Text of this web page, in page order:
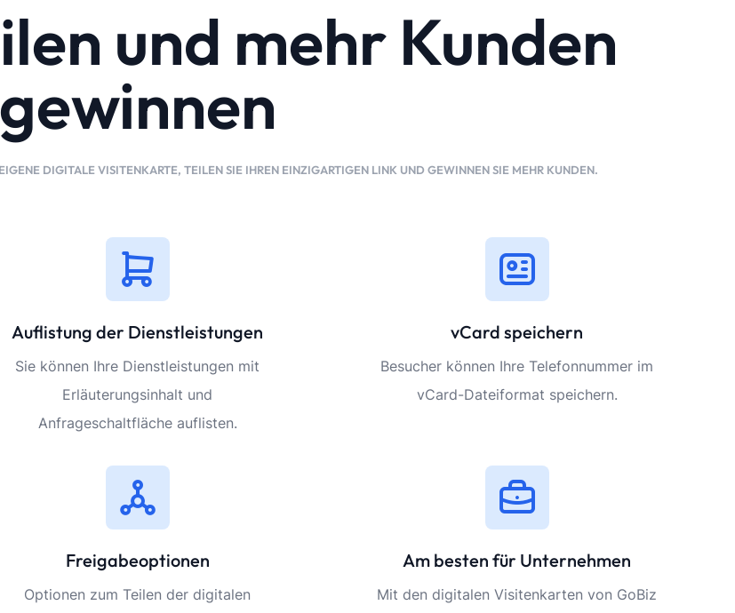
und mehr Kunden
gewinnen
DIGITALE VISITENKARTE, TEILEN SIE IHREN EINZIGARTIGEN LINK UND GEWINNEN SIE MEHR KUNDEN.
Auflistung der Dienstleistungen
Sie können Ihre Dienstleistungen mit
Erläuterungsinhalt und
Anfrageschaltfläche auflisten.
vCard speichern
Besucher können Ihre Telefonnummer im
vCard-Dateiformat speichern.
Freigabeoptionen
Optionen zum Teilen der digitalen
Am besten für Unternehmen
Mit den digitalen Visitenkarten von GoBiz